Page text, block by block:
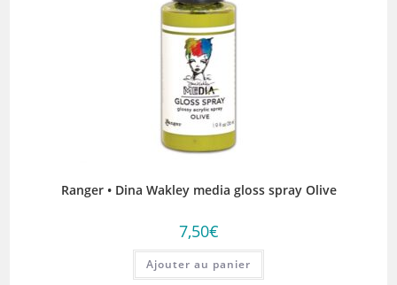
Ranger • Dina Wakley media gloss spray Olive
7,50€
Ajouter au panier